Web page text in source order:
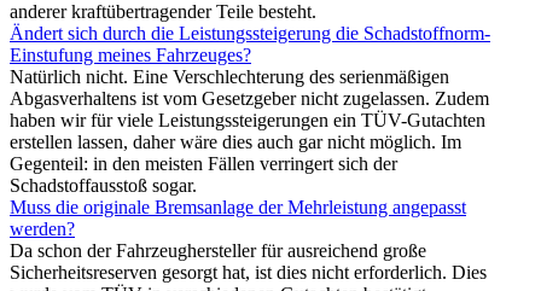
anderer kraftübertragender Teile besteht.
Ändert sich durch die Leistungssteigerung die Schadstoffnorm-
Einstufung meines Fahrzeuges?
Natürlich nicht. Eine Verschlechterung des serienmäßigen
Abgasverhaltens ist vom Gesetzgeber nicht zugelassen. Zudem
haben wir für viele Leistungssteigerungen ein TÜV-Gutachten
erstellen lassen, daher wäre dies auch gar nicht möglich. Im
Gegenteil: in den meisten Fällen verringert sich der
Schadstoffausstoß sogar.
Muss die originale Bremsanlage der Mehrleistung angepasst
werden?
Da schon der Fahrzeughersteller für ausreichend große
Sicherheitsreserven gesorgt hat, ist dies nicht erforderlich. Dies